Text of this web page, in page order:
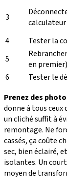
3
4
Tester la
5
en premier)
6
Tester le
Prenez des
donne à tous ceux
un cliché suffit à
remontage. Ne
cassés, ça coûte
sec, bien éclairé,
isolantes. Un
moyen de